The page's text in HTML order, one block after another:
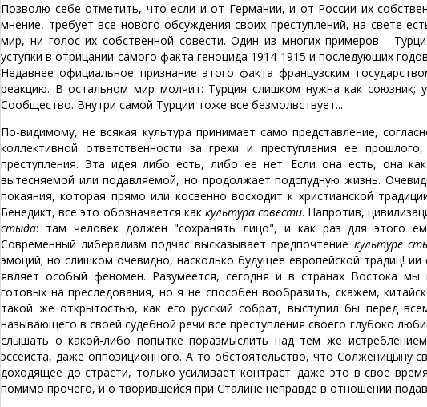
Позволю себе отметить, что если и от Германии, и от России их
мнение, требует все нового обсуждения своих преступлений, на свете
мир, ни голос их собственной совести. Один из многих примеров -
уступки в отрицании самого факта геноцида 1914-1915 и последующих
Недавнее официальное признание этого факта французским
реакцию. В остальном мир молчит: Турция слишком нужна как союзник;
Сообщество. Внутри самой Турции тоже все безмолвствует...
По-видимому, не всякая культура принимает само представление,
коллективной ответственности за грехи и преступления ее
преступления. Эта идея либо есть, либо ее нет. Если она есть, она
вытесняемой или подавляемой, но продолжает подспудную жизнь.
покаяния, которая прямо или косвенно восходит к христианской
Бенедикт, все это обозначается как культура совести. Напротив,
стыда: там человек должен "сохранять лицо", и как раз для этого
Современный либерализм подчас высказывает предпочтение культуре
эмоций; но слишком очевидно, насколько будущее европейской традиц! ии
являет особый феномен. Разумеется, сегодня и в странах Востока мы
готовых на преследования, но я не способен вообразить, скажем,
такой же открытостью, как его русский собрат, выступил бы перед
называющего в своей судебной речи все преступления своего глубоко
слышать о какой-либо попытке поразмыслить над тем же
эссеиста, даже оппозиционного. А то обстоятельство, что Солженицыну
доходящее до страсти, только усиливает контраст: даже это в свое
помимо прочего, и о творившейся при Сталине неправде в отношении